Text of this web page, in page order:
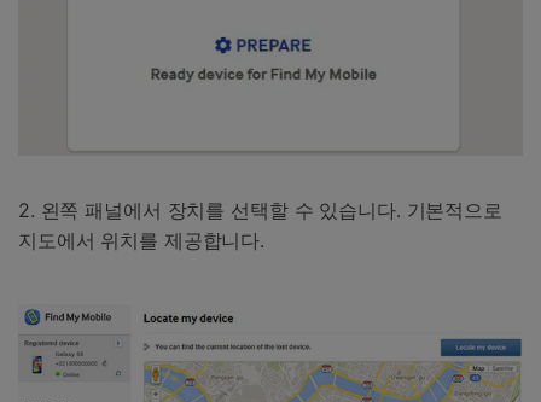
2. 왼쪽 패널에서 장치를 선택할 수 있습니다. 기본적으로
지도에서 위치를 제공합니다.